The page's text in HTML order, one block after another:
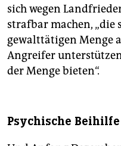
sich wegen
strafbar machen, „die
gewalttätigen Menge
Angreifer
der Menge bieten“.
Psychische